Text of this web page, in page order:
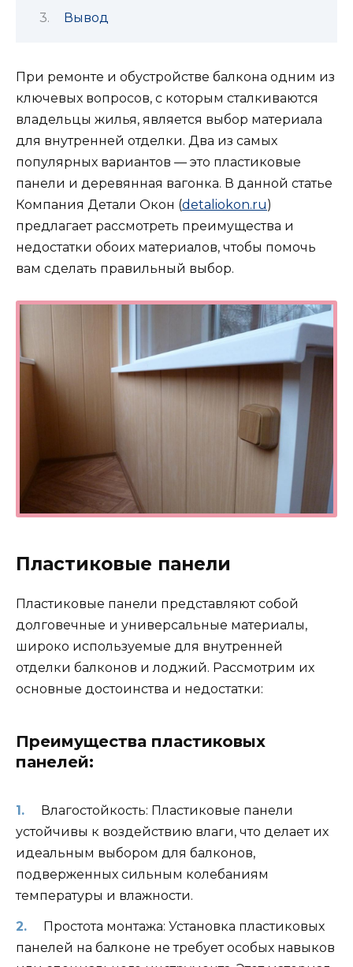
Вывод
При ремонте и обустройстве балкона одним из
ключевых вопросов, с которым сталкиваются
владельцы жилья, является выбор материала
для внутренней отделки. Два из самых
популярных вариантов — это пластиковые
панели и деревянная вагонка. В данной статье
Компания Детали Окон (detaliokon.ru)
предлагает рассмотреть преимущества и
недостатки обоих материалов, чтобы помочь
вам сделать правильный выбор.
Пластиковые панели
Пластиковые панели представляют собой
долговечные и универсальные материалы,
широко используемые для внутренней
отделки балконов и лоджий. Рассмотрим их
основные достоинства и недостатки:
Преимущества пластиковых
панелей:
Влагостойкость: Пластиковые панели
устойчивы к воздействию влаги, что делает их
идеальным выбором для балконов,
подверженных сильным колебаниям
температуры и влажности.
Простота монтажа: Установка пластиковых
панелей на балконе не требует особых навыков